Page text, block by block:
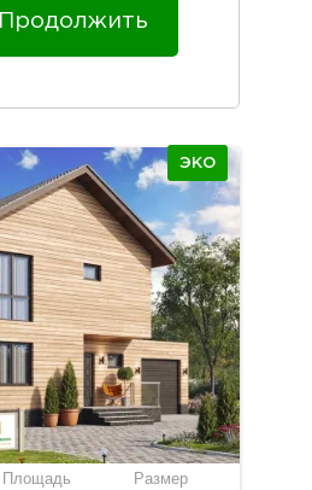
Продолжить
ЭКО
Площадь Размер